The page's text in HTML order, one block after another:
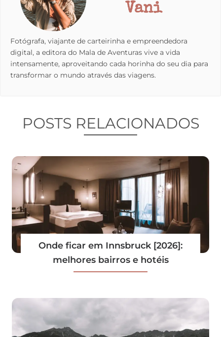
Vani
Fotógrafa, viajante de carteirinha e empreendedora
digital, a editora do Mala de Aventuras vive a vida
intensamente, aproveitando cada horinha do seu dia para
transformar o mundo através das viagens.
POSTS RELACIONADOS
Onde ficar em Innsbruck [2026]:
melhores bairros e hotéis